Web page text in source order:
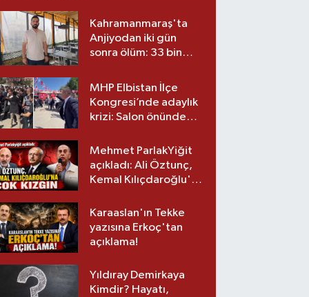
Kahramanmaraş'ta
Anjiyodan iki gün
sonra ölüm: 33 bin
savcılıkta
MHP Elbistan İlçe
Kongresi’nde adaylık
krizi: Salon önünde
Mehmet ParlakYiğit
açıkladı: Ali Öztunç,
Kemal Kılıçdaroğlu'na
Karaaslan'ın Tekke
yazısına Erkoç'tan
açıklama!
Yıldıray Demirkaya
Kimdir? Hayatı,